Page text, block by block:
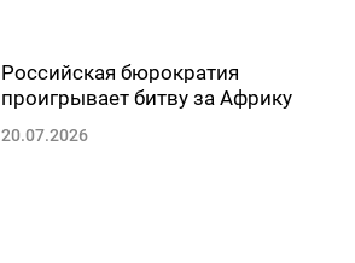
Российская бюрократия
проигрывает битву за Африку
20.07.2026